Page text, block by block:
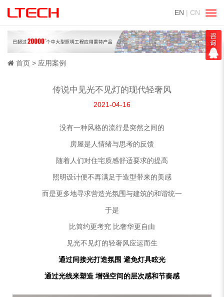
EN | CN
切
换
导
航
首页 应用案例
传说中见光不见灯的现代轻奢风
2021-04-16
没有一种风格的流行是突然之间的
房屋是人情绪与思考的反馈
随着人们对住宅质感舒适要求的提高
照明设计便不再满足于造型带来的美感
而是更多地寻求营造光氛围与建筑的和谐统一
于是
比简约更考究 比奢华更自由
见光不见灯的轻奢风应运而生
通过间接光打造氛围 避免灯具眩光
通过光线来塑造 增强空间的层次感和节奏感